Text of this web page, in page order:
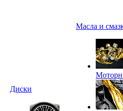
Диски
Масла и